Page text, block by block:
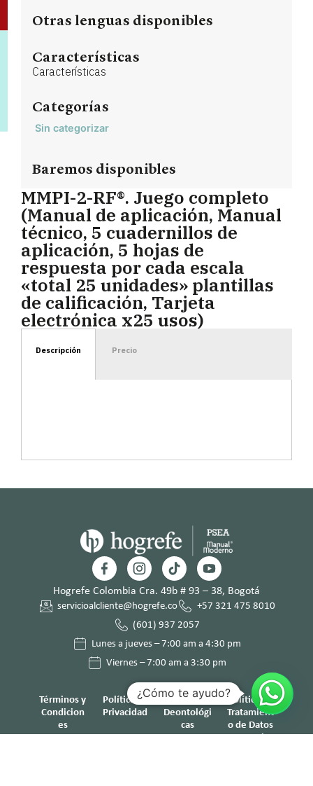
Otras lenguas disponibles
Características
Características
Categorías
Sin categorizar
Baremos disponibles
MMPI-2-RF®. Juego completo
(Manual de aplicación, Manual
técnico, 5 cuadernillos de
aplicación, 5 hojas de
respuesta por cada escala
«total 25 unidades» plantillas
de calificación, Tarjeta
electrónica x25 usos)
Descripción Precio
Hogrefe Colombia Cra. 49b # 93 – 38, Bogotá
servicioalcliente@hogrefe.co
+57 321 475 8010
(601) 937 2057
Lunes a jueves – 7:00 am a 4:30 pm
Viernes – 7:00 am a 3:30 pm
Términos y
Condicion
es
Política de
Privacidad
Normas
Deontológi
cas
Política de
Tratamient
o de Datos
Personales
¿Cómo te ayudo?